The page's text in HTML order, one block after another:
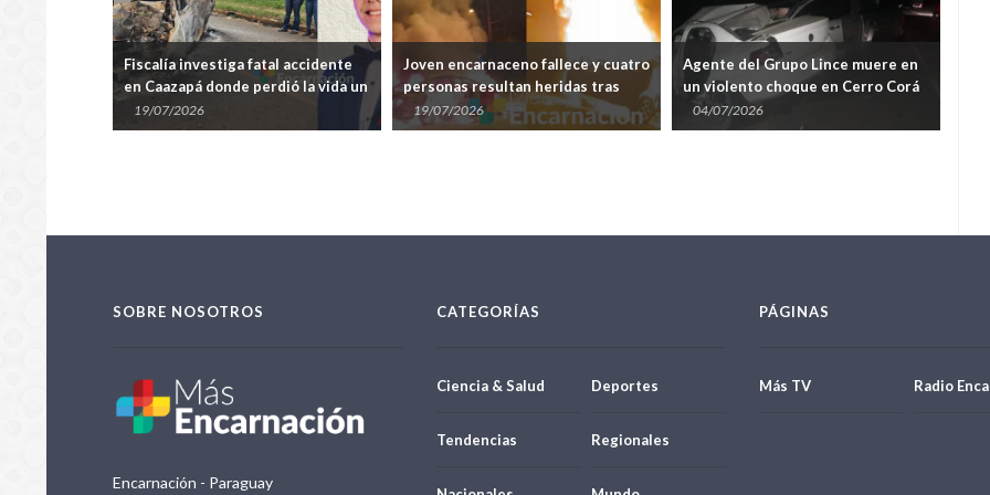
Fiscalía investiga fatal accidente
en Caazapá donde perdió la vida un
joven encarnaceno
19/07/2026
Joven encarnaceno fallece y cuatro
personas resultan heridas tras
violento choque e incendio en
Caazapá
19/07/2026
Agente del Grupo Lince muere en
un violento choque en Cerro Corá
04/07/2026
SOBRE NOSOTROS
Encarnación - Paraguay
CATEGORÍAS
Ciencia & Salud Deportes
Tendencias Regionales
PÁGINAS
Más TV Radio